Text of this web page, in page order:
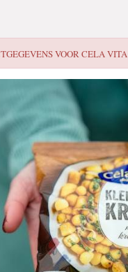
VOORCELA VITA